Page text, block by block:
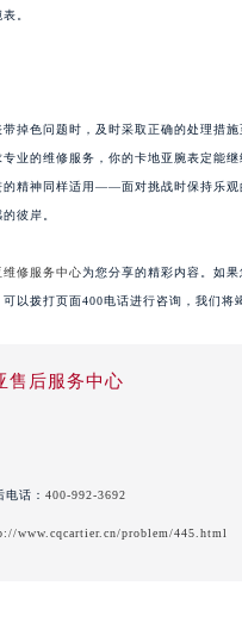
。
掉色问题时，及时采取正确的处理措
业的维修服务，你的卡地亚腕表定能
的精神同样适用——面对挑战时保持乐观
彼岸。
修服务中心为您分享的精彩内容。如
以拨打页面400电话进行咨询，我们将
售后服务中心
话： 400-992-3692
www.cqcartier.cn/problem/445.html